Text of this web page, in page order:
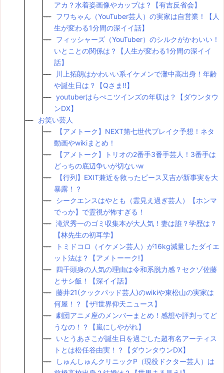
アカ？水着姿画像やカップは？【有吉反省会】
フワちゃん（YouTuber芸人）の実家は自営業！【人
生が変わる1分間の深イイ話】
フィッシャーズ（YouTuber）のシルクがかわいい！
いとことの関係は？【人生が変わる1分間の深イイ
話】
川上拓朗はかわいい系イケメンで灘中高出身！年齢
や誕生日は？【Qさま!!】
youtuberはらぺこツインズの年収は？【ダウンタウ
ンDX】
お笑い芸人
【アメトーク】NEXT第七世代ブレイク予想！ネタ
動画やwikiまとめ！
【アメトーク】トリオの2番手3番手芸人！3番手は
どっちの底辺争いが切ないw
【行列】EXIT兼近を救ったピース又吉が新事実を大
暴露！？
シークエンスはやとも（霊見え過ぎ芸人）【ホンマ
でっか】で霊視が怖すぎる！
滝沢秀一のゴミ収集本が大人気！妻は誰？学歴は？
【林先生の初耳学】
トミドコロ（イケメン芸人）が16kg減量したダイエ
ット法は？【アメトーーク!】
四千頭身の人気の理由は令和系脱力感？セクゾ佐藤
とサシ飯！【深イイ話】
藤井21(クックパッド芸人)のwikiや東松山の実家は
何屋！？【ザ!世界仰天ニュース】
劇団アニメ座のメンバーまとめ！感想や評判ってど
うなの！？【嵐にしやがれ】
いとうあさこが誕生日を過ごした超有名アーティス
トとは松任谷由実！？【ダウンタウンDX】
しゅんしゅんクリニックP（現役ドクター芸人）は